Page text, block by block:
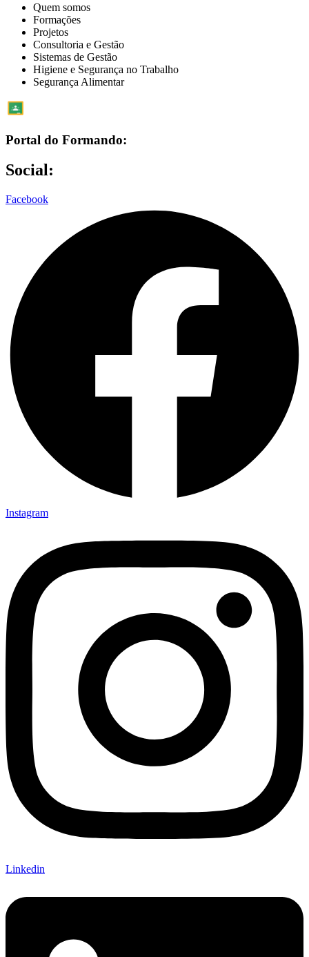
Quem somos
Formações
Projetos
Consultoria e Gestão
Sistemas de Gestão
Higiene e Segurança no Trabalho
Segurança Alimentar
Portal do Formando:
Social:
Facebook
Instagram
Linkedin